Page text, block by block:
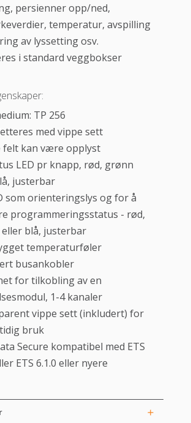
persienner opp/ned,
temperatur, avspilling
av lyssetting osv.
i standard veggbokser
TP 256
med vippe sett
felt kan være opplyst
LED pr knapp, rød, grønn
justerbar
som orienteringslys og for å
programmeringsstatus - rød,
blå, justerbar
temperaturføler
busankobler
for tilkobling av en
1-4 kanaler
vippe sett (inkludert) for
bruk
Secure kompatibel med ETS
ETS 6.1.0 eller nyere